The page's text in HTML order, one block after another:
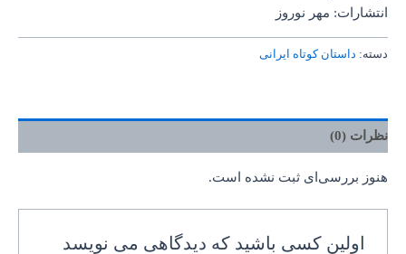
انتشارات: مهر نوروز
دسته: داستان کوتاه ایرانی
نظرات (0)
هنوز بررسی‌ای ثبت نشده است.
اولین کسی باشید که دیدگاهی می نویسد